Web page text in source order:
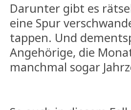
Darunter gibt es
eine Spur
tappen. Und
Angehörige, die
manchmal sogar